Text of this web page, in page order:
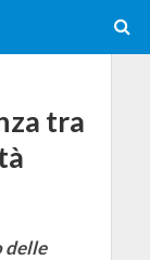
tra
delle